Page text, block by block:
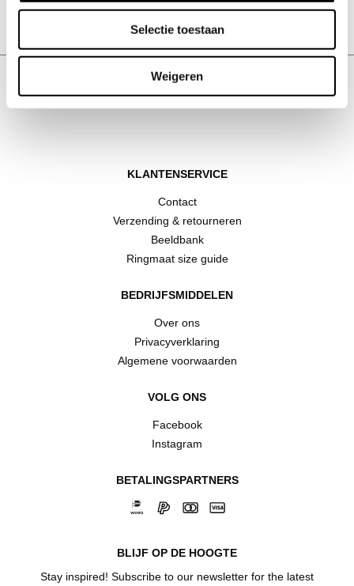
Selectie toestaan
Weigeren
Bolo ring verguld
59EUR
KLANTENSERVICE
Contact
Verzending & retourneren
Beeldbank
Ringmaat size guide
BEDRIJFSMIDDELEN
Over ons
Privacyverklaring
Algemene voorwaarden
VOLG ONS
Facebook
Instagram
BETALINGSPARTNERS
BLIJF OP DE HOOGTE
Stay inspired! Subscribe to our newsletter for the latest